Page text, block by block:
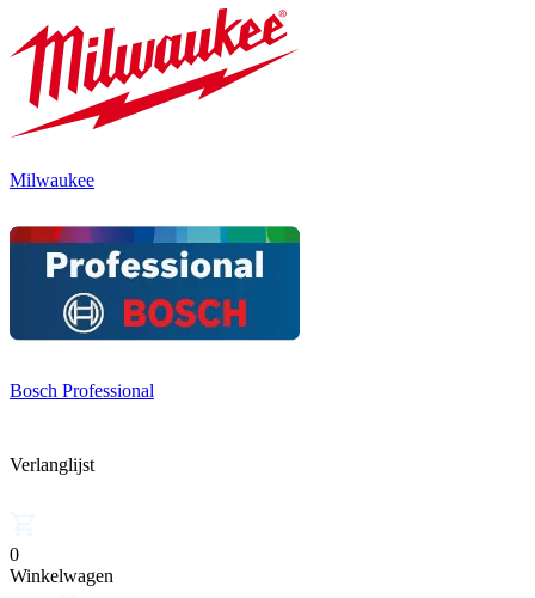
Milwaukee
Bosch Professional
Verlanglijst
0
Winkelwagen